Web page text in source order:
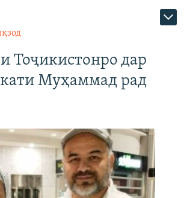
Тоҷикистонро дар
Муҳаммад рад